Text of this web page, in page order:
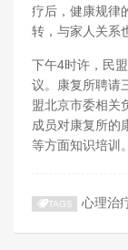
疗后，健康规律
转，与家人关系
下午4时许，民
议。康复所聘请
盟北京市委相关
成员对康复所的
等方面知识培训
TAGS 心理治